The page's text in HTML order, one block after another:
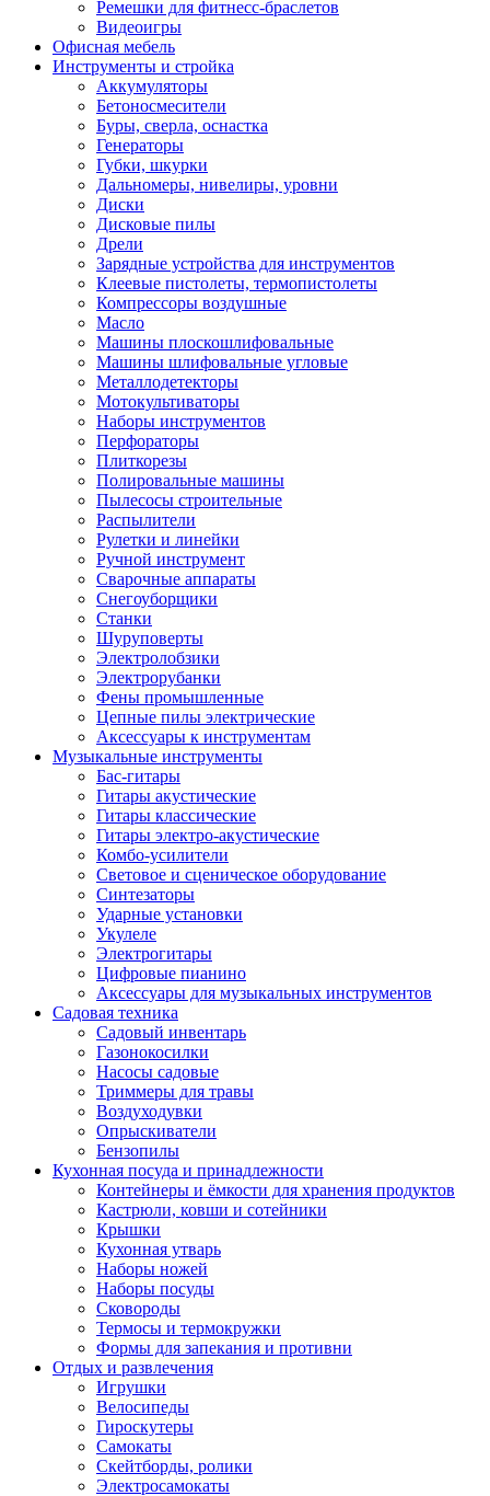
Ремешки для фитнесс-браслетов
Видеоигры
Офисная мебель
Инструменты и стройка
Аккумуляторы
Бетоносмесители
Буры, сверла, оснастка
Генераторы
Губки, шкурки
Дальномеры, нивелиры, уровни
Диски
Дисковые пилы
Дрели
Зарядные устройства для инструментов
Клеевые пистолеты, термопистолеты
Компрессоры воздушные
Масло
Машины плоскошлифовальные
Машины шлифовальные угловые
Металлодетекторы
Мотокультиваторы
Наборы инструментов
Перфораторы
Плиткорезы
Полировальные машины
Пылесосы строительные
Распылители
Рулетки и линейки
Ручной инструмент
Сварочные аппараты
Снегоуборщики
Станки
Шуруповерты
Электролобзики
Электрорубанки
Фены промышленные
Цепные пилы электрические
Аксессуары к инструментам
Музыкальные инструменты
Бас-гитары
Гитары акустические
Гитары классические
Гитары электро-акустические
Комбо-усилители
Световое и сценическое оборудование
Синтезаторы
Ударные установки
Укулеле
Электрогитары
Цифровые пианино
Аксессуары для музыкальных инструментов
Садовая техника
Садовый инвентарь
Газонокосилки
Насосы садовые
Триммеры для травы
Воздуходувки
Опрыскиватели
Бензопилы
Кухонная посуда и принадлежности
Контейнеры и ёмкости для хранения продуктов
Кастрюли, ковши и сотейники
Крышки
Кухонная утварь
Наборы ножей
Наборы посуды
Сковороды
Термосы и термокружки
Формы для запекания и противни
Отдых и развлечения
Игрушки
Велосипеды
Гироскутеры
Самокаты
Скейтборды, ролики
Электросамокаты